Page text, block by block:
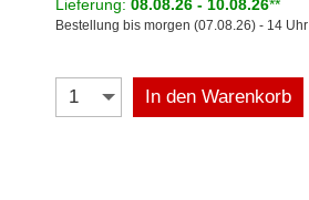
Lieferung: 08.08.26 - 10.08.26**
Bestellung bis morgen (07.08.26) - 14 Uhr
In den Warenkorb